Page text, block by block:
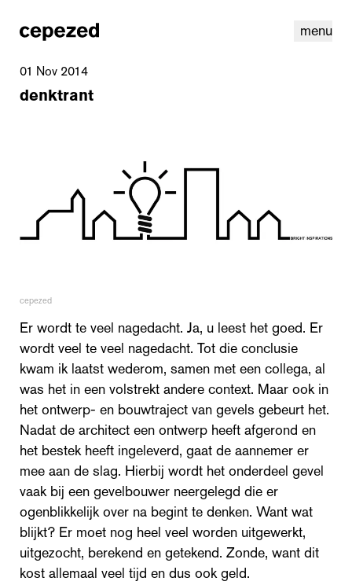
menu
01 Nov 2014
denktrant
cepezed
Er wordt te veel nagedacht. Ja, u leest het goed. Er
wordt veel te veel nagedacht. Tot die conclusie
kwam ik laatst wederom, samen met een collega, al
was het in een volstrekt andere context. Maar ook in
het ontwerp- en bouwtraject van gevels gebeurt het.
Nadat de architect een ontwerp heeft afgerond en
het bestek heeft ingeleverd, gaat de aannemer er
mee aan de slag. Hierbij wordt het onderdeel gevel
vaak bij een gevelbouwer neergelegd die er
ogenblikkelijk over na begint te denken. Want wat
blijkt? Er moet nog heel veel worden uitgewerkt,
uitgezocht, berekend en getekend. Zonde, want dit
kost allemaal veel tijd en dus ook geld.